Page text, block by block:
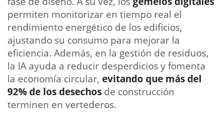
permiten monitorizar en tiempo real el
rendimiento energético de los edificios,
ajustando su consumo para mejorar la
eficiencia. Además, en la gestión de residuos,
la IA ayuda a reducir desperdicios y fomenta
la economía circular, evitando que más del
92% de los desechos de construcción
terminen en vertederos.